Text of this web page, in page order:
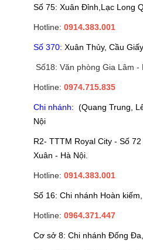
Số 75: Xuân Đỉnh,Lạc Long
Hotline: 0914.383.001
Số 370: Xuân Thủy, Cầu
Số18: Văn phòng Gia Lâm -
Hotline: 0974.715.835
Chi nhánh: (Quang Trung,
Nội
R2- TTTM Royal City - Số
Xuân - Hà Nội.
Hotline: 0914.383.001
Số 16: Chi nhánh Hoàn
Hotline: 0964.371.447
Cơ sở 8: Chi nhánh Đống